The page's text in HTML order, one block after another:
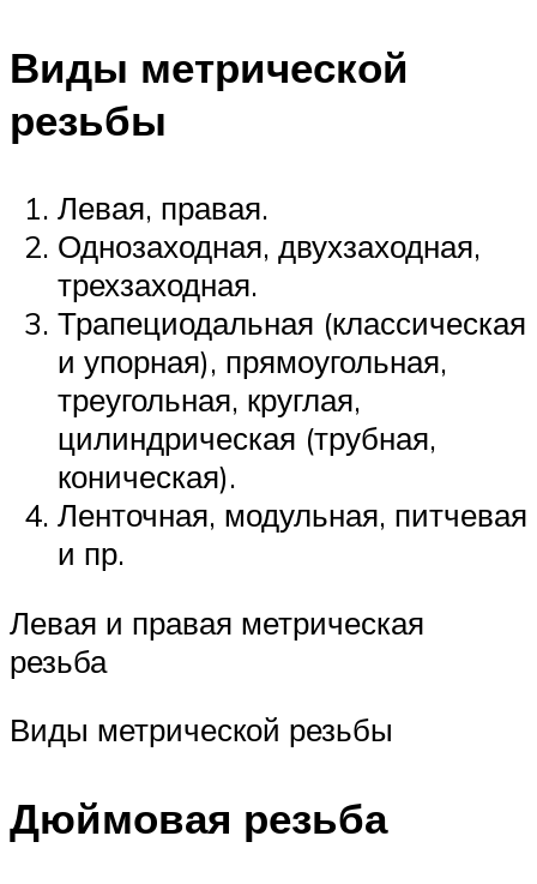
Виды метрической
резьбы
Левая, правая.
Однозаходная, двухзаходная,
трехзаходная.
Трапециодальная (классическая
и упорная), прямоугольная,
треугольная, круглая,
цилиндрическая (трубная,
коническая).
Ленточная, модульная, питчевая
и пр.
Левая и правая метрическая
резьба
Виды метрической резьбы
Дюймовая резьба